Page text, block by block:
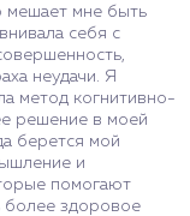
мешает мне быть
себя с
неудачи. Я
метод когнитивно-
решение в моей
берется мой
и
помогают
более здоровое